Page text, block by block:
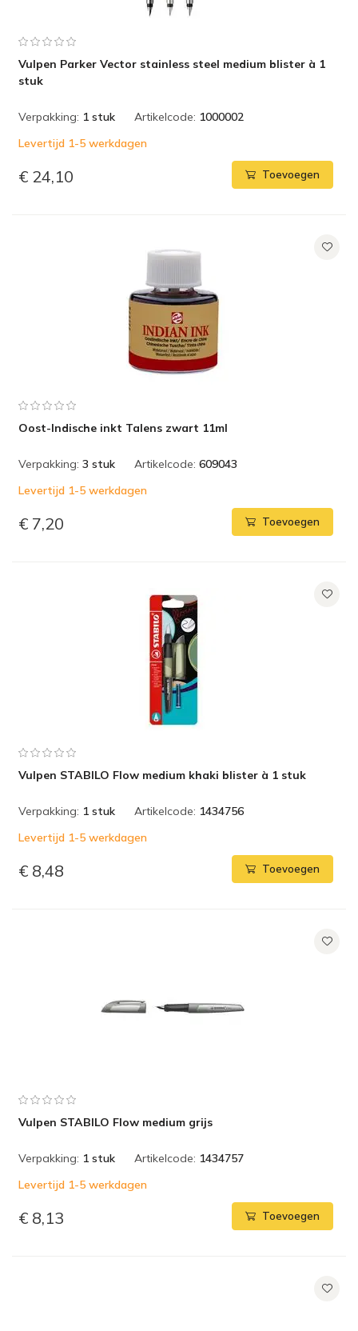
Vulpen Parker Vector stainless steel medium blister à 1
stuk
Verpakking: 1 stuk Artikelcode: 1000002
Levertijd 1-5 werkdagen
€ 24,10 Toevoegen
Oost-Indische inkt Talens zwart 11ml
Verpakking: 3 stuk Artikelcode: 609043
Levertijd 1-5 werkdagen
€ 7,20 Toevoegen
Vulpen STABILO Flow medium khaki blister à 1 stuk
Verpakking: 1 stuk Artikelcode: 1434756
Levertijd 1-5 werkdagen
€ 8,48 Toevoegen
Vulpen STABILO Flow medium grijs
Verpakking: 1 stuk Artikelcode: 1434757
Levertijd 1-5 werkdagen
€ 8,13 Toevoegen